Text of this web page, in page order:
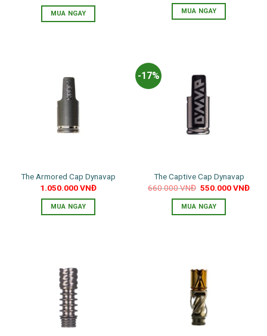
là:
300.000 VNĐ.
MUA NGAY
là:
1.650.000 VNĐ.
MUA NGAY
The Armored Cap Dynavap
1.050.000VNĐ
MUA NGAY
-17%
The Captive Cap Dynavap
660.000VNĐ Giá
là:
660.000 VNĐ.
550.000VNĐGiá
MUA NGAY